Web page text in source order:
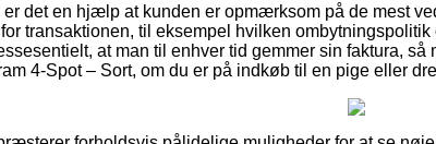
er det en hjælp at kunden er opmærksom på de mest
transaktionen, til eksempel hvilken
at man til enhver tid gemmer sin faktura,
4-Spot – Sort, om du er på indkøb til en pige eller